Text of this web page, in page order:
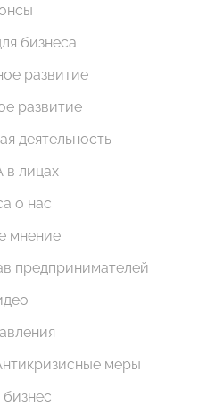
бизнеса
развитие
развитие
деятельность
лицах
о нас
мнение
предпринимателей
меры